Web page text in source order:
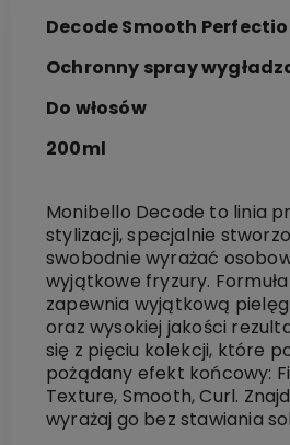
Decode Smooth
Ochronny spray
Do włosów
200ml
Monibello Decode to linia
stylizacji, specjalnie
swobodnie wyrażać
wyjątkowe fryzury.
zapewnia wyjątkową
oraz wysokiej jakości
się z pięciu kolekcji, które
pożądany efekt końcowy:
Texture, Smooth, Curl.
wyrażaj go bez stawiania